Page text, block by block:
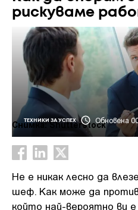
рискуваме
ТЕХНИКИ ЗА УСПЕХ Обновена
Снимка: Shutterstock
Не е никак лесно да
шеф. Как може да
който най-вероятно ви